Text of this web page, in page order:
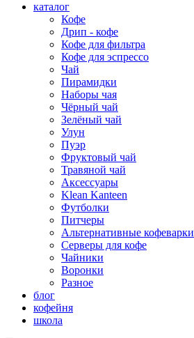
каталог
Кофе
Дрип - кофе
Кофе для фильтра
Кофе для эспрессо
Чай
Пирамидки
Наборы чая
Чёрный чай
Зелёный чай
Улун
Пуэр
Фруктовый чай
Травяной чай
Аксессуары
Klean Kanteen
Футболки
Питчеры
Альтернативные кофеварки
Серверы для кофе
Чайники
Воронки
Разное
блог
кофейня
школа